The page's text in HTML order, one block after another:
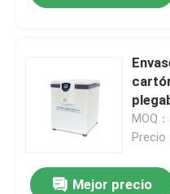
de
MOQ
Precio
Mejor precio